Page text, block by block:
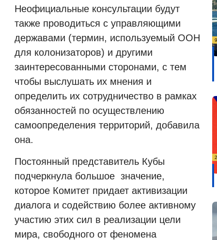
Неофициальные консультации будут
также проводиться с управляющими
державами (термин, используемый ООН
для колонизаторов) и другими
заинтересованными сторонами, с тем
чтобы выслушать их мнения и
определить их сотрудничество в рамках
обязанностей по осуществлению
самоопределения территорий, добавила
она.
Постоянный представитель Кубы
подчеркнула большое значение,
которое Комитет придает активизации
диалога и содействию более активному
участию этих сил в реализации цели
мира, свободного от феномена